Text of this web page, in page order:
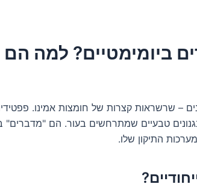
ביומימטיים? למה
– שרשראות קצרות של חומצות אמינו.
טבעיים שמתרחשים בעור. הם
התיקון שלו.